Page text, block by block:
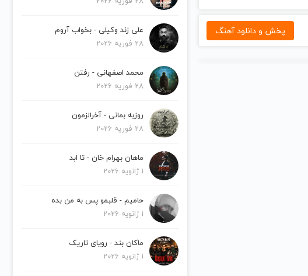
پخش و دانلود آهنگ
علی زند وکیلی - بخواب آروم
28 فوریه 2026
محمد اصفهانی - رفتن
28 فوریه 2026
روزبه بمانی - آخرالزمون
28 فوریه 2026
ماهان بهرام خان - تا ابد
1 ژانویه 2026
حامیم - قلبمو پس به من بده
1 ژانویه 2026
ماکان بند - رویای تاریک
1 ژانویه 2026